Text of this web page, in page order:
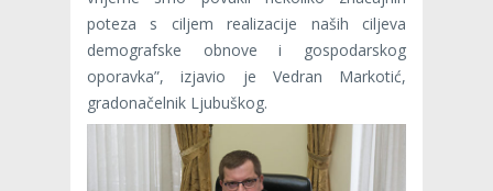
poteza s ciljem realizacije naših ciljeva
demografske obnove i gospodarskog
oporavka”, izjavio je Vedran Markotić,
gradonačelnik Ljubuškog.